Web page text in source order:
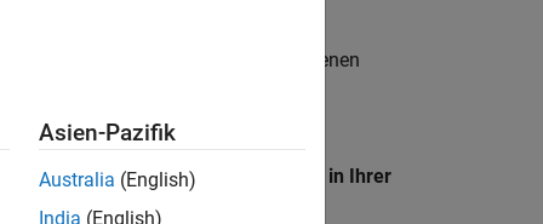
. Wenn Sie noch immer keine offenen
unseres
Standort, um alle Stellenangebote in Ihrer
Asien-Pazifik
Australia (English)
India (English)